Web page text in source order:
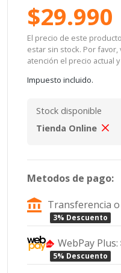
$29.990
El precio de este
estar sin stock. Por
atención el precio actual
Impuesto incluido.
Stock disponible
Tienda Online
Metodos de pago:
Transferencia
3% Descuento
WebPay Plus:
5% Descuento